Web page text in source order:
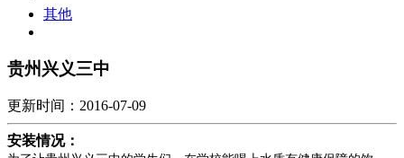
其他
贵州兴义三中
更新时间：2016-07-09
安装情况：